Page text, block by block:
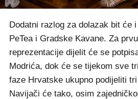
Dodatni razlog za dolazak bit će
PeTea i Gradske Kavane. Za
reprezentacije dijelit će se
Modrića, dok će se tijekom sve
faze Hrvatske ukupno podijeliti
Navijači će tako, osim